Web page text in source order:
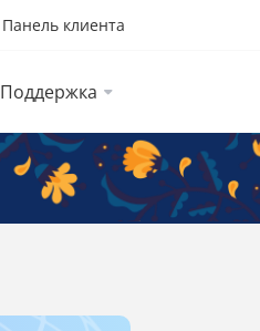
Панель клиента
Поддержка